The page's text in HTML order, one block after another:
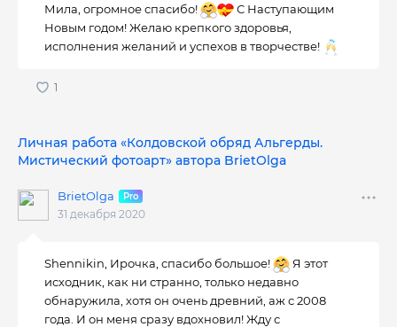
Мила, огромное спасибо!
С Наступающим
Новым годом! Желаю крепкого здоровья,
исполнения желаний и успехов в творчестве!
Личная работа «Колдовской обряд Альгерды.
Мистический фотоарт» автора BrietOlga
BrietOlga
31 декабря 2020
Shennikin, Ирочка, спасибо большое!
Я этот
исходник, как ни странно, только недавно
обнаружила, хотя он очень древний, аж с 2008
года. И он меня сразу вдохновил! Жду с